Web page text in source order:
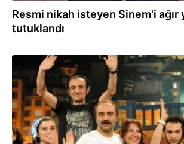
Resmi nikah isteyen Sinem'i ağır
tutuklandı
08.11.2022